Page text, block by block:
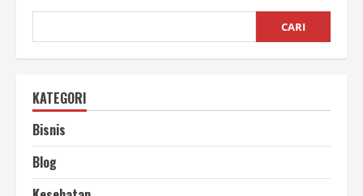
Lebih
CARI
KATEGORI
Bisnis
Blog